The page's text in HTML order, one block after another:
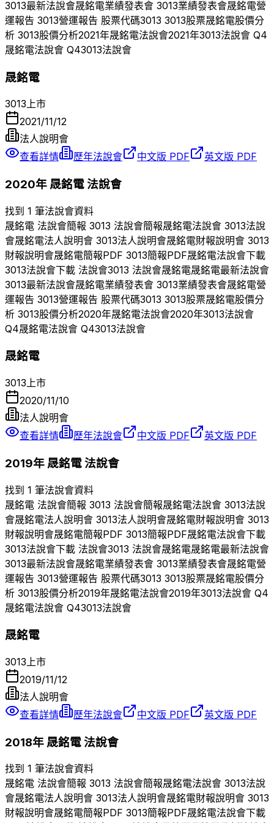
3013最新法說會晟銘電業績發表會 3013業績發表會晟銘電營
運報告 3013營運報告 股票代碼3013 3013股票晟銘電股價分
析 3013股價分析2021年晟銘電法說會2021年3013法說會 Q4
晟銘電法說會 Q43013法說會
晟銘電
3013上市
2021/11/12
法人說明會
查看詳情
歷年法說會 中文版 PDF 英文版 PDF
2020年 晟銘電法說會
找到 1 筆法說會資料
晟銘電 法說會簡報 3013 法說會簡報晟銘電法說會 3013法說
會晟銘電法人說明會 3013法人說明會晟銘電財報說明會 3013
財報說明會晟銘電簡報PDF 3013簡報PDF晟銘電法說會下載
3013法說會下載 法說會3013 法說會晟銘電晟銘電最新法說會
3013最新法說會晟銘電業績發表會 3013業績發表會晟銘電營
運報告 3013營運報告 股票代碼3013 3013股票晟銘電股價分
析 3013股價分析2020年晟銘電法說會2020年3013法說會
Q4晟銘電法說會 Q43013法說會
晟銘電
3013上市
2020/11/10
法人說明會
查看詳情
歷年法說會 中文版 PDF 英文版 PDF
2019年 晟銘電法說會
找到 1 筆法說會資料
晟銘電 法說會簡報 3013 法說會簡報晟銘電法說會 3013法說
會晟銘電法人說明會 3013法人說明會晟銘電財報說明會 3013
財報說明會晟銘電簡報PDF 3013簡報PDF晟銘電法說會下載
3013法說會下載 法說會3013 法說會晟銘電晟銘電最新法說會
3013最新法說會晟銘電業績發表會 3013業績發表會晟銘電營
運報告 3013營運報告 股票代碼3013 3013股票晟銘電股價分
析 3013股價分析2019年晟銘電法說會2019年3013法說會 Q4
晟銘電法說會 Q43013法說會
晟銘電
3013上市
2019/11/12
法人說明會
查看詳情
歷年法說會 中文版 PDF 英文版 PDF
2018年 晟銘電法說會
找到 1 筆法說會資料
晟銘電 法說會簡報 3013 法說會簡報晟銘電法說會 3013法說
會晟銘電法人說明會 3013法人說明會晟銘電財報說明會 3013
財報說明會晟銘電簡報PDF 3013簡報PDF晟銘電法說會下載